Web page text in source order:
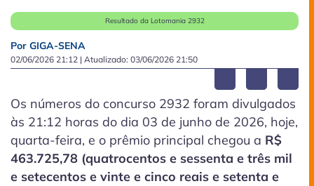
Resultado da Lotomania 2932
Por GIGA-SENA
02/06/2026 21:12 | Atualizado: 03/06/2026 21:50
Os números do concurso 2932 foram divulgados
às 21:12 horas do dia 03 de junho de 2026, hoje,
quarta-feira, e o prêmio principal chegou a R$
463.725,78 (quatrocentos e sessenta e três mil
e setecentos e vinte e cinco reais e setenta e